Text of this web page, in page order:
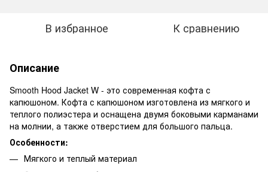
В избранное К сравнению
Описание
Smooth Hood Jacket W - это современная кофта с
капюшоном. Кофта с капюшоном изготовлена ​​из мягкого и
теплого полиэстера и оснащена двумя боковыми карманами
на молнии, а также отверстием для большого пальца.
Особенности:
Мягкого и теплый материал